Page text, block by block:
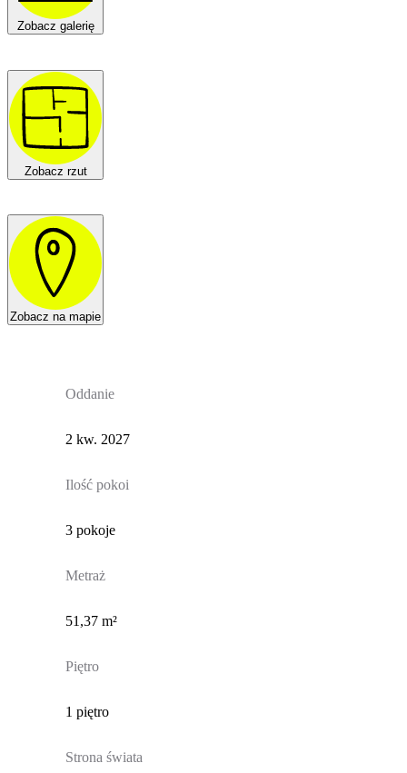
Zobacz galerię
Zobacz rzut
Zobacz na mapie
Oddanie
2 kw. 2027
Ilość pokoi
3 pokoje
Metraż
51,37 m²
Piętro
1 piętro
Strona świata